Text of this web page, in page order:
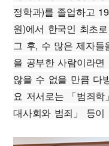
정학과)를 졸업하고
원)에서 한국인 최초
그 후, 수 많은 제자들
을 공부한 사람이라
않을 수 없을 만큼 다
요 저서로는 「범죄학
대사회와 범죄」 등이